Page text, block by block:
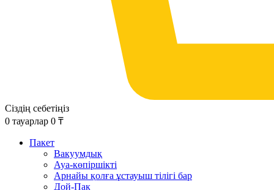
Сіздің себетіңіз
0 тауарлар 0 ₸
Пакет
Вакуумдық
Ауа-көпіршікті
Арнайы қолға ұстауыш тілігі бар
Дой-Пак